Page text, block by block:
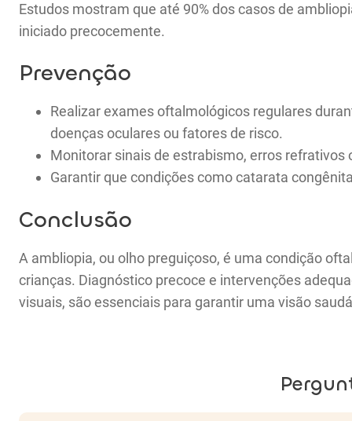
Estudos mostram que até 90% dos casos de
iniciado precocemente.
Prevenção
Realizar exames oftalmológicos regulares
doenças oculares ou fatores de risco.
Monitorar sinais de estrabismo, erros
Garantir que condições como catarata
Conclusão
A ambliopia, ou olho preguiçoso, é uma condição
crianças. Diagnóstico precoce e intervenções
visuais, são essenciais para garantir uma visão